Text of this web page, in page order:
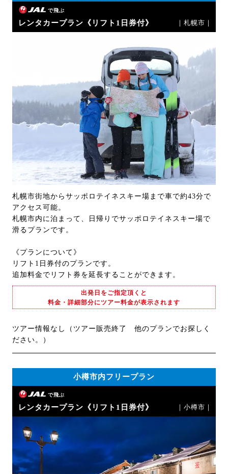
で飛ぶ
レンタカープラン《リフト1日券付》 ｜札幌市｜
札幌市街地からサッポロテイネスキー場まで車で約43分で
アクセス可能。
札幌市内に泊まって、日帰りでサッポロテイネスキー場で
滑るプランです。
《プランについて》
リフト1日券付のプランです。
追加料金でリフト券を延長することができます。
出発日をご指定頂くと
料金・詳細部分にツアー料金が表示されます
ツアー情報なし（ツアー販売終了 他のプランでお探しく
ださい。）
小樽市内フリープラン
で飛ぶ
レンタカープラン《リフト1日券付》 ｜小樽市｜